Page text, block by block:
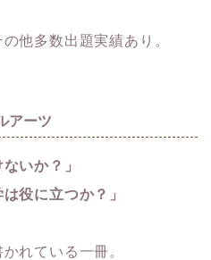
他多数出題実績あり。
アーツ
いか？」
役に立つか？」
れている一冊。